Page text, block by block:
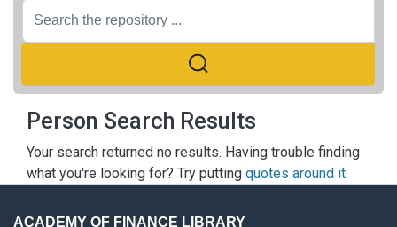
Person Search Results
Your search returned no results. Having trouble finding
what you're looking for? Try putting quotes around it
ACADEMY OF FINANCE LIBRARY